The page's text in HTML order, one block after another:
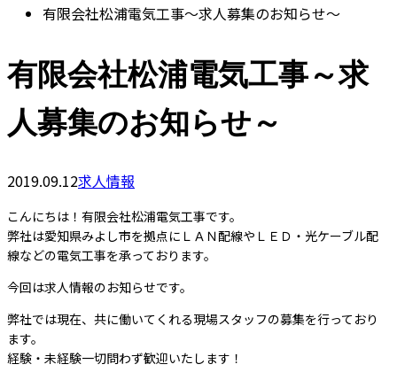
有限会社松浦電気工事～求人募集のお知らせ～
有限会社松浦電気工事～求
人募集のお知らせ～
2019.09.12求人情報
こんにちは！有限会社松浦電気工事です。
弊社は愛知県みよし市を拠点にＬＡＮ配線やＬＥＤ・光ケーブル配
線などの電気工事を承っております。
今回は求人情報のお知らせです。
弊社では現在、共に働いてくれる現場スタッフの募集を行っており
ます。
経験・未経験一切問わず歓迎いたします！